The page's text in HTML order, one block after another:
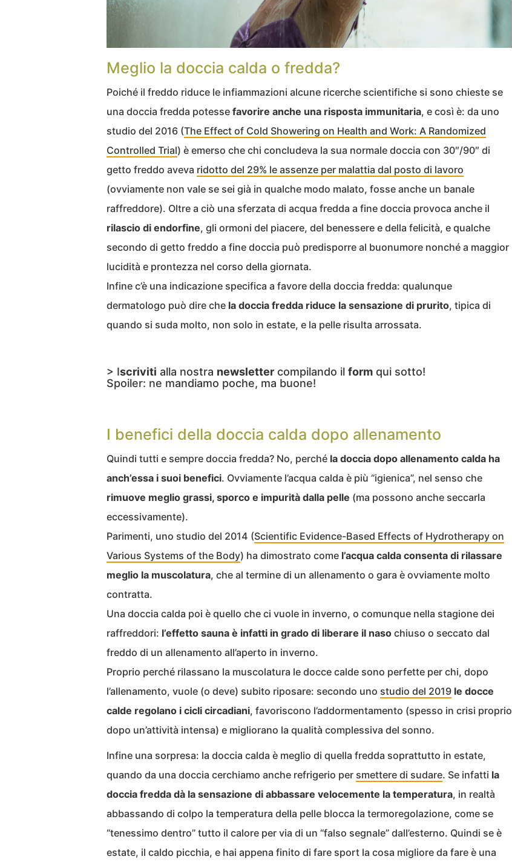
Meglio la doccia calda o fredda?
Poiché il freddo riduce le infiammazioni alcune ricerche scientifiche si sono chieste se
una doccia fredda potesse favorire anche una risposta immunitaria, e così è: da uno
studio del 2016 (The Effect of Cold Showering on Health and Work: A Randomized
Controlled Trial) è emerso che chi concludeva la sua normale doccia con 30″/90″ di
getto freddo aveva ridotto del 29% le assenze per malattia dal posto di lavoro
(ovviamente non vale se sei già in qualche modo malato, fosse anche un banale
raffreddore). Oltre a ciò una sferzata di acqua fredda a fine doccia provoca anche il
rilascio di endorfine, gli ormoni del piacere, del benessere e della felicità, e qualche
secondo di getto freddo a fine doccia può predisporre al buonumore nonché a maggior
lucidità e prontezza nel corso della giornata.
Infine c’è una indicazione specifica a favore della doccia fredda: qualunque
dermatologo può dire che la doccia fredda riduce la sensazione di prurito, tipica di
quando si suda molto, non solo in estate, e la pelle risulta arrossata.
> Iscriviti alla nostra newsletter compilando il form qui sotto!
Spoiler: ne mandiamo poche, ma buone!
I benefici della doccia calda dopo allenamento
Quindi tutti e sempre doccia fredda? No, perché la doccia dopo allenamento calda ha
anch’essa i suoi benefici. Ovviamente l’acqua calda è più “igienica”, nel senso che
rimuove meglio grassi, sporco e impurità dalla pelle (ma possono anche seccarla
eccessivamente).
Parimenti, uno studio del 2014 (Scientific Evidence-Based Effects of Hydrotherapy on
Various Systems of the Body) ha dimostrato come l’acqua calda consenta di rilassare
meglio la muscolatura, che al termine di un allenamento o gara è ovviamente molto
contratta.
Una doccia calda poi è quello che ci vuole in inverno, o comunque nella stagione dei
raffreddori: l’effetto sauna è infatti in grado di liberare il naso chiuso o seccato dal
freddo di un allenamento all’aperto in inverno.
Proprio perché rilassano la muscolatura le docce calde sono perfette per chi, dopo
l’allenamento, vuole (o deve) subito riposare: secondo uno studio del 2019 le docce
calde regolano i cicli circadiani, favoriscono l’addormentamento (spesso in crisi proprio
dopo un’attività intensa) e migliorano la qualità complessiva del sonno.
Infine una sorpresa: la doccia calda è meglio di quella fredda soprattutto in estate,
quando da una doccia cerchiamo anche refrigerio per smettere di sudare. Se infatti la
doccia fredda dà la sensazione di abbassare velocemente la temperatura, in realtà
abbassando di colpo la temperatura della pelle blocca la termoregolazione, come se
“tenessimo dentro” tutto il calore per via di un “falso segnale” dall’esterno. Quindi se è
estate, il caldo picchia, e hai appena finito di fare sport la cosa migliore da fare è una